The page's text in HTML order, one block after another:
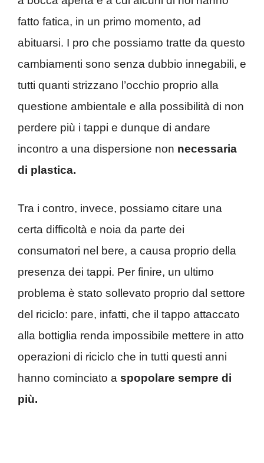
fatto fatica, in un primo momento, ad
abituarsi. I pro che possiamo tratte da questo
cambiamenti sono senza dubbio innegabili, e
tutti quanti strizzano l’occhio proprio alla
questione ambientale e alla possibilità di non
perdere più i tappi e dunque di andare
incontro a una dispersione non necessaria
di plastica.
Tra i contro, invece, possiamo citare una
certa difficoltà e noia da parte dei
consumatori nel bere, a causa proprio della
presenza dei tappi. Per finire, un ultimo
problema è stato sollevato proprio dal settore
del riciclo: pare, infatti, che il tappo attaccato
alla bottiglia renda impossibile mettere in atto
operazioni di riciclo che in tutti questi anni
hanno cominciato a spopolare sempre di
più.